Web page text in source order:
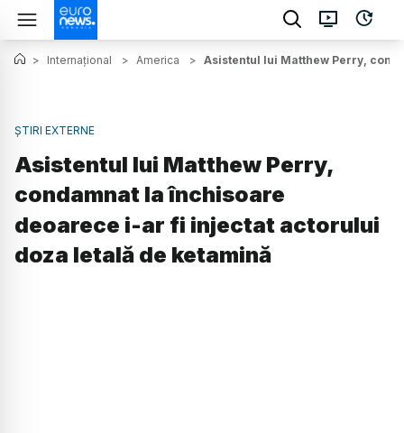
> Internațional > America > Asistentul lui Matthew Perry,
ȘTIRI EXTERNE
Asistentul lui Matthew Perry,
condamnat la închisoare
deoarece i-ar fi injectat actorului
doza letală de ketamină